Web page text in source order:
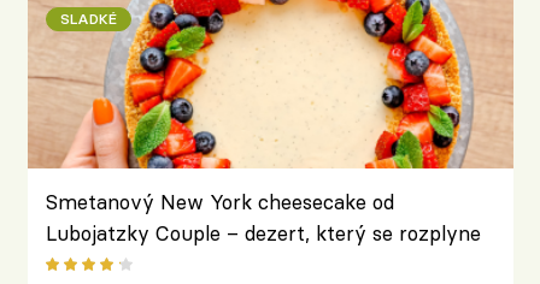
SLADKÉ
Smetanový New York cheesecake od
Lubojatzky Couple – dezert, který se rozplyne
na jazyku